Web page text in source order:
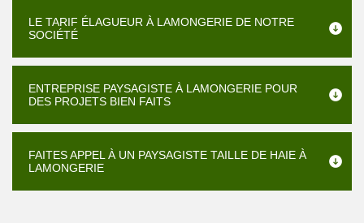
LE TARIF ÉLAGUEUR À LAMONGERIE DE NOTRE
SOCIÉTÉ
ENTREPRISE PAYSAGISTE À LAMONGERIE POUR
DES PROJETS BIEN FAITS
FAITES APPEL À UN PAYSAGISTE TAILLE DE HAIE À
LAMONGERIE